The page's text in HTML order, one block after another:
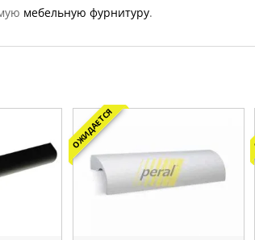
мебельную фурнитуру.
ОЖИДАЕТСЯ